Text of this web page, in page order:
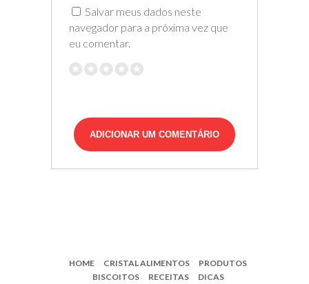
Salvar meus dados neste
navegador para a próxima vez que
eu comentar.
HOME CRISTAL ALIMENTOS
PRODUTOS
BISCOITOS
RECEITAS DICAS